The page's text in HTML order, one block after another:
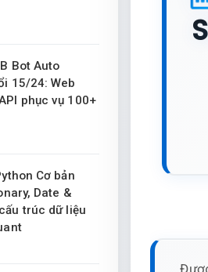
Bot Auto
15/24: Web
phục vụ 100+
Cơ bản
Date &
trúc dữ liệu